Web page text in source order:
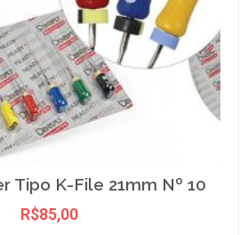
Tipo K-File 21mm Nº 10
R$85,00